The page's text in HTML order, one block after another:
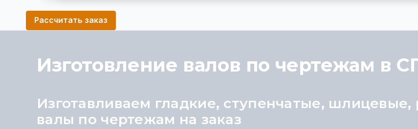
Рассчитать заказ
Изготовление валов по чертежам в
Изготавливаем гладкие, ступенчатые,
валы по чертежам на заказ